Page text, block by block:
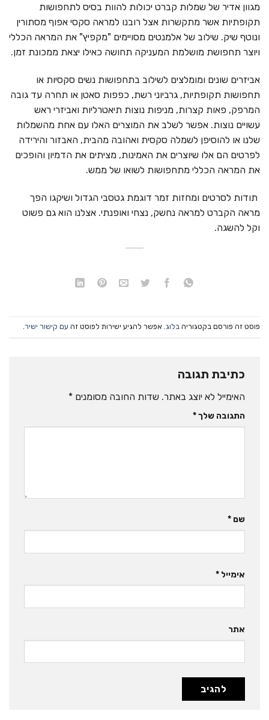
מגוון אדיר של שמלות קברט יכולות להוות בסיס לתחפושות
תקופתיות אשר מתקשרות אצל רובנו למראה סקסי אפוף מסתורין
ונוטף שיק. שילוב של אלמנטים מסויימים "מקפיץ" את המראה הכללי
ויוצר תחפושת מושלמת המעניקה תחושה כאילו יצאת ממכונת זמן.
אביזרים שונים ומומלצים לשילוב בתחפושות נשים סקסיות או
תחפושות תקופתיות, גרביוני רשת, כפפות סאטן או תחרה עד גובה
המרפק, פאות קצרות, מניפות נוצות תיאטרליות ואביזרי ראש
עשויים נוצות. אפשר לשלב את המוצרים האלו עם אחת מהשמלות
שלנו או להוסיפן לשמלה סקסית ואהובה מהבית, האבזור והירידה
לפרטים הם אלו שיוצרים את האמינות, מציתים את הדמיון והופכים
את המראה הכללי מתחפושות לשואו של ממש.
תודות לסרטים ומחזות זמר דוגמת גטסבי הגדול ושיקגו הפך
מראה הקברט למראה נחשק, נצחי ואופנתי. אצלנו הוא גם פשוט
וקל להשגה.
פוסט זה פורסם בקטגוריה בלוג . אפשר להגיע ישירות לפוסט זה עם קישור ישיר
כתיבת תגובה
האימייל לא יוצג באתר. שדות החובה מסומנים *
התגובה שלך*
שם *
אימייל *
אתר